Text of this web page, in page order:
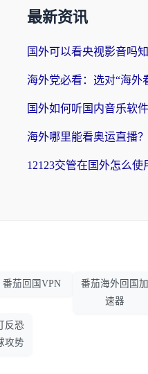
最新资讯
番茄回国VPN
番茄海外回国加
速器
反恐
攻势